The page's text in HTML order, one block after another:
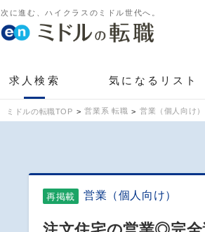
次に進む、ハイクラスのミドル世代へ。
求人検索 気になるリスト
ミドルの転職TOP 営業系 転職 営業（個人向け
再掲載 営業（個人向け）